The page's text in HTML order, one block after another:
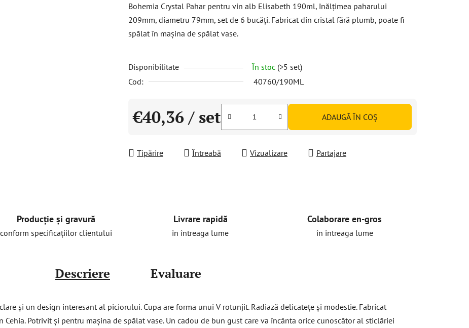
produsului
este
0,0
5
stele.
Bohemia Crystal Pahar pentru vin alb Elisabeth 190ml, înălțimea paharului
209mm, diametru 79mm, set de 6 bucăți. Fabricat din cristal fără plumb, poate fi
spălat în mașina de spălat vase.
Disponibilitate În stoc (>5 set)
Cod:
40760/190ML
€40,36 / set ADAUGĂ ÎN COŞ
Tipărire Întreabă Vizualizare Partajare
Producție și gravură
conform specificațiilor clientului
Livrare rapidă
în întreaga lume
Colaborare en-gros
în întreaga lume
Descriere Evaluare
și un design interesant al piciorului. Cupa are forma unui V rotunjit. Radiază delicatețe și modestie. Fabricat
Potrivit și pentru mașina de spălat vase. Un cadou de bun gust care va încânta orice cunoscător al sticlăriei